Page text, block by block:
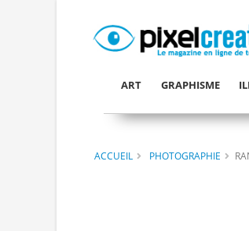
ART GRAPHISME
ACCUEIL PHOTOGRAPHIE